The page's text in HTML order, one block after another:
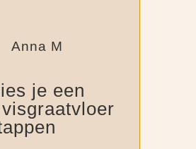
Anna M
je een